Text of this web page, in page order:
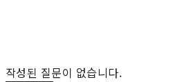
작성된 질문이 없습니다.